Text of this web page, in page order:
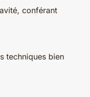
conférant
techniques bien